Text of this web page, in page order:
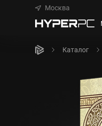
Москва
Каталог